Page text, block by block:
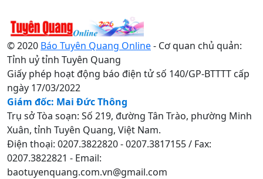
© 2020 Báo Tuyên Quang Online- Cơ quan chủ quản:
Tỉnh uỷ tỉnh Tuyên Quang
Giấy phép hoạt động báo điện tử số 140/GP-BTTTT cấp
ngày 17/03/2022
Giám đốc: Mai Đức Thông
Trụ sở Tòa soạn: Số 219, đường Tân Trào, phường Minh
Xuân, tỉnh Tuyên Quang, Việt Nam.
Điện thoại: 0207.3822820 - 0207.3817155 / Fax:
0207.3822821 - Email:
baotuyenquang.com.vn@gmail.com